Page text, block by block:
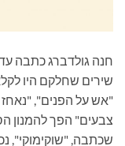
שירים שחלקם היו
"אש על הפנים", "נאחז
צבעים" הפך להמנון
שכתבה, "שוקימוקי",